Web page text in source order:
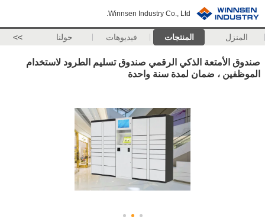
Winnsen Industry Co., Ltd.
المنزل المنتجات فيديوهات حولنا >>
صندوق الأمتعة الذكي الرقمي صندوق تسليم الطرود لاستخدام
الموظفين ، ضمان لمدة سنة واحدة